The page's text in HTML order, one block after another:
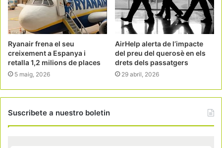
Ryanair frena el seu
creixement a Espanya i
retalla 1,2 milions de places
5 maig, 2026
AirHelp alerta de l’impacte
del preu del querosè en els
drets dels passatgers
29 abril, 2026
Suscribete a nuestro boletin